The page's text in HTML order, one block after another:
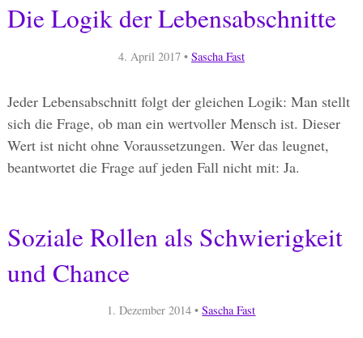
Die Logik der Lebensabschnitte
4. April 2017• Sascha Fast
Jeder Lebensabschnitt folgt der gleichen Logik: Man stellt
sich die Frage, ob man ein wertvoller Mensch ist. Dieser
Wert ist nicht ohne Voraussetzungen. Wer das leugnet,
beantwortet die Frage auf jeden Fall nicht mit: Ja.
Soziale Rollen als Schwierigkeit
und Chance
1. Dezember 2014 •Sascha Fast